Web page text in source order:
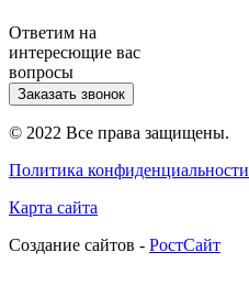
Ответим на
интересющие вас
вопросы
Заказать звонок
© 2022 Все права защищены.
Политика конфиденциальности
Карта сайта
Cоздание сайтов - РостСайт